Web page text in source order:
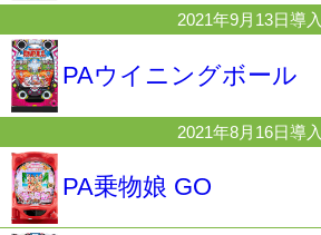
2021年9月13日導入
PAウイニングボール
2021年8月16日導入
PA乗物娘 GO